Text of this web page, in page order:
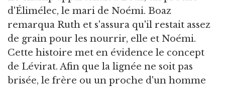
d'Élimélec, le mari de Noémi. Boaz
remarqua Ruth et s'assura qu'il restait assez
de grain pour les nourrir, elle et Noémi.
Cette histoire met en évidence le concept
de Lévirat. Afin que la lignée ne soit pas
brisée, le frère ou un proche d'un homme